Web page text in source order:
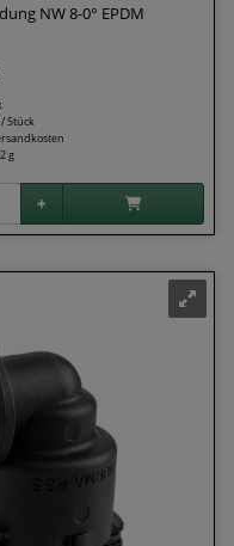
NW 8-0° EPDM
Stück
g